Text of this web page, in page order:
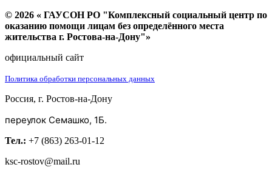
© 2026 « ГАУСОН РО "Комплексный социальный центр по
оказанию помощи лицам без определённого места
жительства г. Ростова-на-Дону"»
официальный сайт
Политика обработки персональных данных
Россия, г. Ростов-на-Дону
переулок Семашко, 1Б.
Тел.: +7 (863) 263-01-12
ksc-rostov@mail.ru